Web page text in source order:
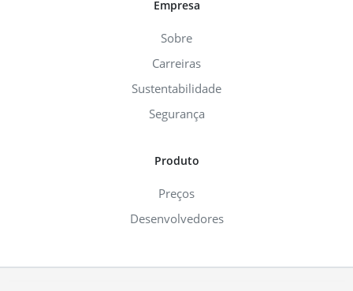
Empresa
Sobre
Carreiras
Sustentabilidade
Segurança
Produto
Preços
Desenvolvedores